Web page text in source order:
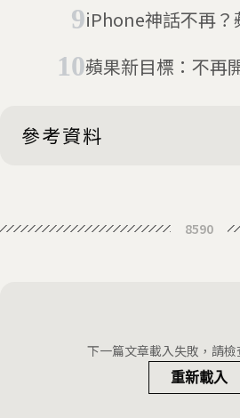
iPhone神話不再？
蘋果新目標：不再
參考資料
questions
batteries are
8590
下一篇文章載入失敗，請
重新載入